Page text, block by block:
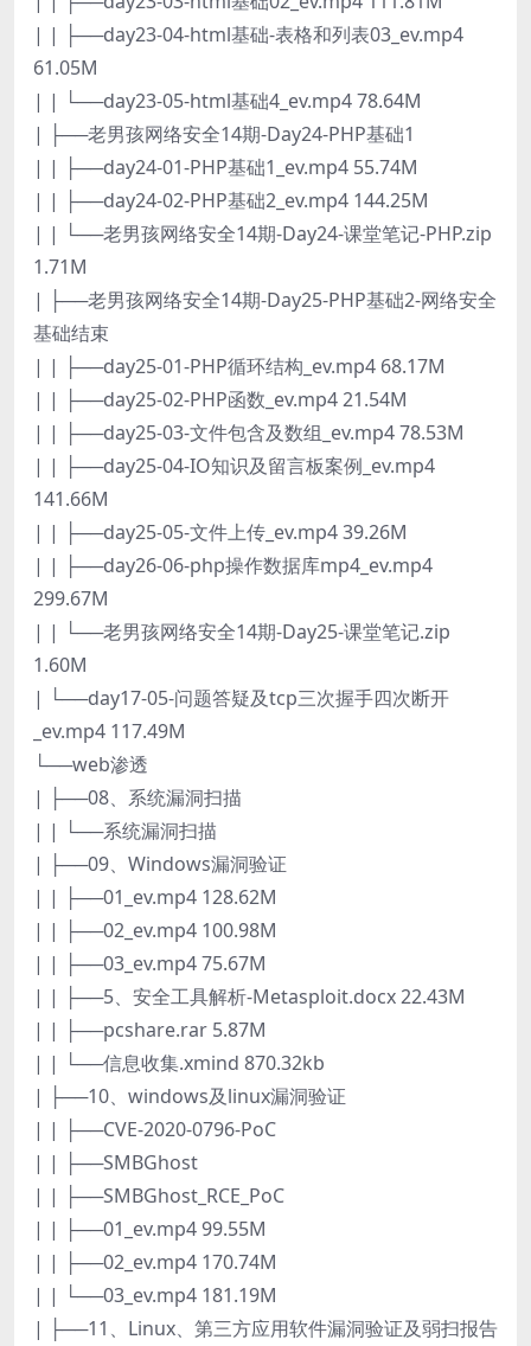
| | ├──day23-04-html基础-表格和列表03_ev.mp4
61.05M
| | └──day23-05-html基础4_ev.mp4 78.64M
| ├──老男孩网络安全14期-Day24-PHP基础1
| | ├──day24-01-PHP基础1_ev.mp4 55.74M
| | ├──day24-02-PHP基础2_ev.mp4 144.25M
| | └──老男孩网络安全14期-Day24-课堂笔记-PHP.zip
1.71M
| ├──老男孩网络安全14期-Day25-PHP基础2-网络安全
基础结束
| | ├──day25-01-PHP循环结构_ev.mp4 68.17M
| | ├──day25-02-PHP函数_ev.mp4 21.54M
| | ├──day25-03-文件包含及数组_ev.mp4 78.53M
| | ├──day25-04-IO知识及留言板案例_ev.mp4
141.66M
| | ├──day25-05-文件上传_ev.mp4 39.26M
| | ├──day26-06-php操作数据库mp4_ev.mp4
299.67M
| | └──老男孩网络安全14期-Day25-课堂笔记.zip
1.60M
| └──day17-05-问题答疑及tcp三次握手四次断开
_ev.mp4 117.49M
└──web渗透
| ├──08、系统漏洞扫描
| | └──系统漏洞扫描
| ├──09、Windows漏洞验证
| | ├──01_ev.mp4 128.62M
| | ├──02_ev.mp4 100.98M
| | ├──03_ev.mp4 75.67M
| | ├──5、安全工具解析-Metasploit.docx 22.43M
| | ├──pcshare.rar 5.87M
| | └──信息收集.xmind 870.32kb
| ├──10、windows及linux漏洞验证
| | ├──CVE-2020-0796-PoC
| | ├──SMBGhost
| | ├──SMBGhost_RCE_PoC
| | ├──01_ev.mp4 99.55M
| | ├──02_ev.mp4 170.74M
| | └──03_ev.mp4 181.19M
| ├──11、Linux、第三方应用软件漏洞验证及弱扫报告